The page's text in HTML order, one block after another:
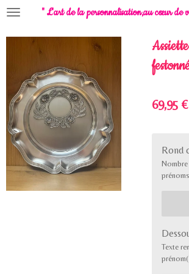
Passer
contenu
principal
" L'art de la personnalisation,au cœur de
69,95 €
Rond
Nombre
Texte